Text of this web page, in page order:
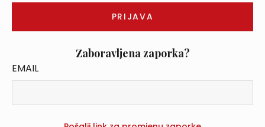
Zaboravljena zaporka?
EMAIL